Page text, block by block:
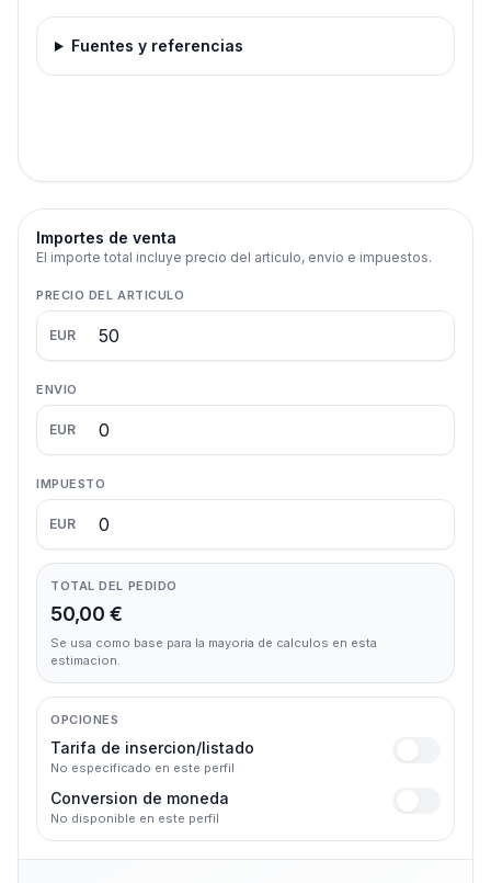
Fuentes y referencias
Importes de venta
El importe total incluye precio del articulo, envio e impuestos.
PRECIO DEL ARTICULO
EUR
ENVIO
EUR
IMPUESTO
EUR
TOTAL DEL PEDIDO
50,00 €
Se usa como base para la mayoria de calculos en esta
estimacion.
OPCIONES
Tarifa de insercion/listado
No especificado en este perfil
Conversion de moneda
No disponible en este perfil